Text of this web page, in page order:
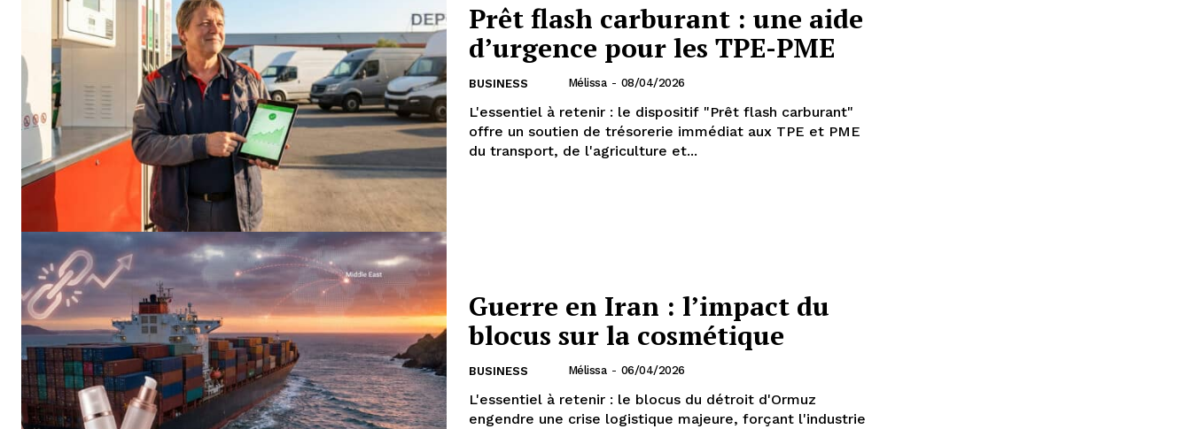
Prêt flash carburant : une aide
d’urgence pour les TPE-PME
BUSINESS Mélissa - 08/04/2026
L'essentiel à retenir : le dispositif "Prêt flash carburant"
offre un soutien de trésorerie immédiat aux TPE et PME
du transport, de l'agriculture et...
Guerre en Iran : l’impact du
blocus sur la cosmétique
BUSINESS Mélissa - 06/04/2026
L'essentiel à retenir : le blocus du détroit d'Ormuz
engendre une crise logistique majeure, forçant l'industrie